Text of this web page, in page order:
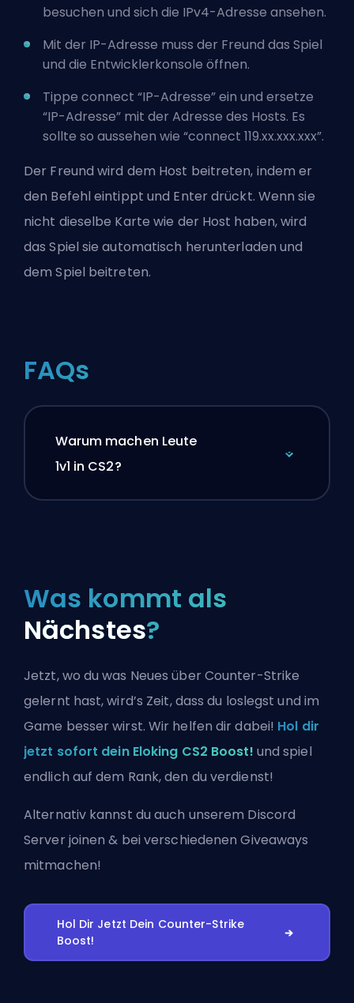
besuchen und sich die IPv4-Adresse ansehen.
Mit der IP-Adresse muss der Freund das Spiel
und die Entwicklerkonsole öffnen.
Tippe connect “IP-Adresse” ein und ersetze
“IP-Adresse” mit der Adresse des Hosts. Es
sollte so aussehen wie “connect 119.xx.xxx.xxx”.
Der Freund wird dem Host beitreten, indem er
den Befehl eintippt und Enter drückt. Wenn sie
nicht dieselbe Karte wie der Host haben, wird
das Spiel sie automatisch herunterladen und
dem Spiel beitreten.
FAQs
Warum machen Leute
1v1 in CS2?
Was kommt als
Nächstes?
Jetzt, wo du was Neues über Counter-Strike
gelernt hast, wird’s Zeit, dass du loslegst und im
Game besser wirst. Wir helfen dir dabei! Hol dir
jetzt sofort dein Eloking CS2 Boost! und spiel
endlich auf dem Rank, den du verdienst!
Alternativ kannst du auch unserem Discord
Server joinen & bei verschiedenen Giveaways
mitmachen!
Hol Dir Jetzt Dein Counter-Strike
Boost!